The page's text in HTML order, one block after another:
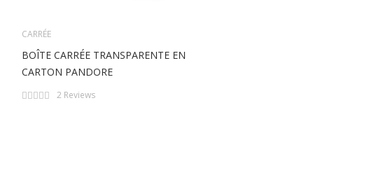
CARRÉE
BOÎTE CARRÉE TRANSPARENTE EN
CARTON PANDORE
Rating:
2 Reviews